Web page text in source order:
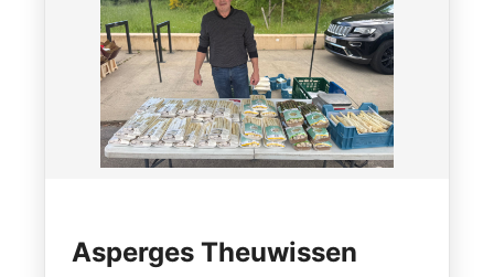
Asperges Theuwissen